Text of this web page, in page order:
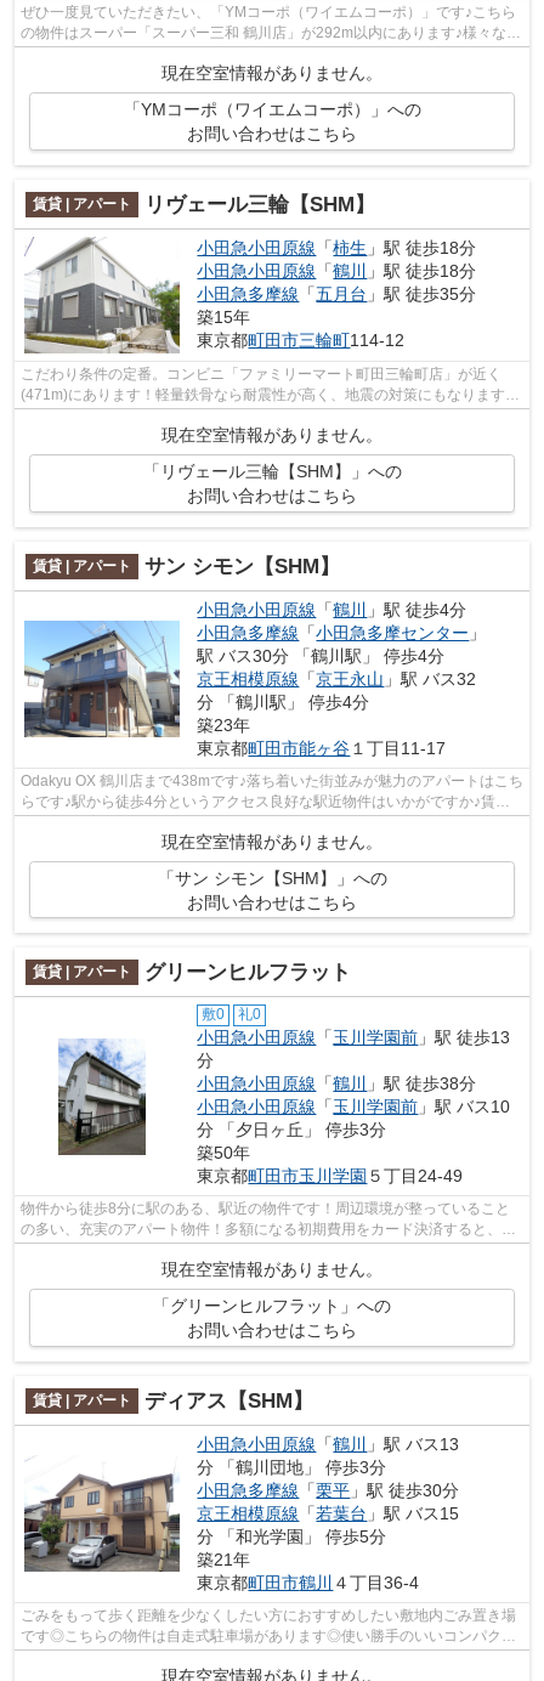
ぜひ一度見ていただきたい、「YMコーポ（ワイエムコーポ）」です♪こちら
の物件はスーパー「スーパー三和 鶴川店」が292m以内にあります♪様々な場
現在空室情報がありません。
「YMコーポ（ワイエムコーポ）」への
お問い合わせはこちら
賃貸 | アパート リヴェール三輪【SHM】
小田急小田原線 「柿生 」駅 徒歩18分
小田急小田原線 「鶴川
」駅 徒歩18分
小田急多摩線 「五月台 」駅 徒歩35分
築15年
東京都町田市三輪町114-12
こだわり条件の定番。コンビニ「ファミリーマート町田三輪町店」が近く
(471m)にあります！軽量鉄骨なら耐震性が高く、地震の対策にもなります
現在空室情報がありません。
「リヴェール三輪【SHM】」への
お問い合わせはこちら
賃貸 | アパート サン シモン【SHM】
小田急小田原線 「鶴川
」駅 徒歩4分
小田急多摩線 「小田急多摩センター 」
駅 バス30分 「鶴川駅」 停歩4分
京王相模原線 「京王永山 」駅 バス32
分 「鶴川駅」 停歩4分
築23年
東京都町田市能ヶ谷 １丁目11-17
Odakyu OX 鶴川店まで438mです♪落ち着いた街並みが魅力のアパートはこち
らです♪駅から徒歩4分というアクセス良好な駅近物件はいかがですか♪賃貸
物件です♪室内環境も整っています♪気に...
現在空室情報がありません。
「サン シモン【SHM】」への
お問い合わせはこちら
賃貸 | アパート グリーンヒルフラット
敷0 礼0
小田急小田原線 「玉川学園前 」駅 徒歩13
分
小田急小田原線 「鶴川
」駅 徒歩38分
小田急小田原線 「玉川学園前 」駅 バス10
分 「夕日ヶ丘」 停歩3分
築50年
東京都町田市玉川学園 ５丁目24-49
物件から徒歩8分に駅のある、駅近の物件です！周辺環境が整っていること
の多い、充実のアパート物件！多額になる初期費用をカード決済すると、ポ
現在空室情報がありません。
「グリーンヒルフラット」への
お問い合わせはこちら
賃貸 | アパート ディアス【SHM】
小田急小田原線 「鶴川
」駅 バス13
分 「鶴川団地」 停歩3分
小田急多摩線 「栗平 」駅 徒歩30分
京王相模原線 「若葉台 」駅 バス15
分 「和光学園」 停歩5分
築21年
東京都町田市鶴川 ４丁目36-4
ごみをもって歩く距離を少なくしたい方におすすめしたい敷地内ごみ置き場
です◎こちらの物件は自走式駐車場があります◎使い勝手のいいコンパクト
な間取りが特徴◎味わい深くて趣きある物...
現在空室情報がありません。